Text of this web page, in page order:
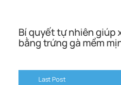
Bí quyết tự nhiên giúp
bằng trứng gà mềm
Last Post